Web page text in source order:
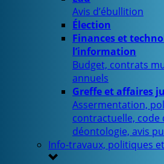
Avis d’ébullition
Élection
Finances et
l’information
Budget, contrats
annuels
Greffe et affaires
Assermentation,
contractuelle, code
déontologie, avis
Info-travaux, politiques